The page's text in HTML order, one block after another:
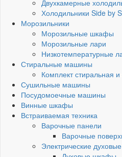
Двухкамерные
Холодильники Side by
Морозильники
Морозильные шкафы
Морозильные лари
Низкотемпературные
Стиральные машины
Комплект стиральная
Сушильные машины
Посудомоечные машины
Винные шкафы
Встраиваемая техника
Варочные панели
Варочные
Электрические